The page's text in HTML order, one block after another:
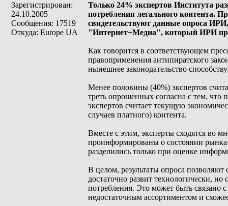
Зарегистрирован:
24.10.2005
Сообщения: 17519
Откуда: Europe UA
Только 24% экспертов Института
потребления легального контента.
свидетельствуют данные опроса
"Интернет+Медиа", который ИРИ
Как говорится в соответствующем
правоприменения антипиратского
нынешнее законодательство
Менее половины (40%) экспертов
треть опрошенных согласна с тем, что
экспертов считает текущую
случаев платного) контента.
Вместе с этим, эксперты сходятся во
проинформированы о состоянии рынка
разделились только при оценке
В целом, результаты опроса позволяют
достаточно развит технологически,
потребления. Это может быть связано
недостаточным ассортиментом и